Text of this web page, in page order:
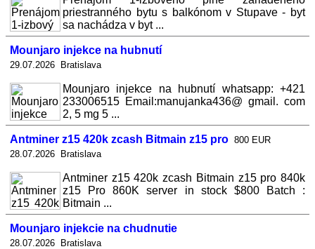
priestranného bytu s balkónom v Stupave - byt
sa nachádza v byt ...
Mounjaro injekce na hubnutí
29.07.2026 Bratislava
Mounjaro injekce na hubnutí whatsapp: +421
233006515 Email:manujanka436@ gmail. com
2, 5 mg 5 ...
Antminer z15 420k zcash Bitmain z15 pro 800 EUR
28.07.2026 Bratislava
Antminer z15 420k zcash Bitmain z15 pro 840k
z15 Pro 860K server in stock $800 Batch :
Bitmain ...
Mounjaro injekcie na chudnutie
28.07.2026 Bratislava